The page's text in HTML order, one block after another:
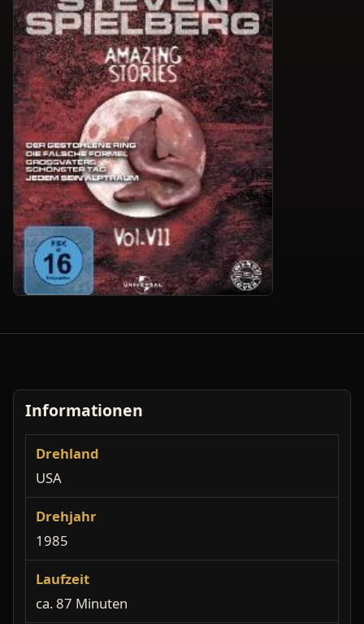
Informationen
Drehland
USA
Drehjahr
1985
Laufzeit
ca. 87 Minuten